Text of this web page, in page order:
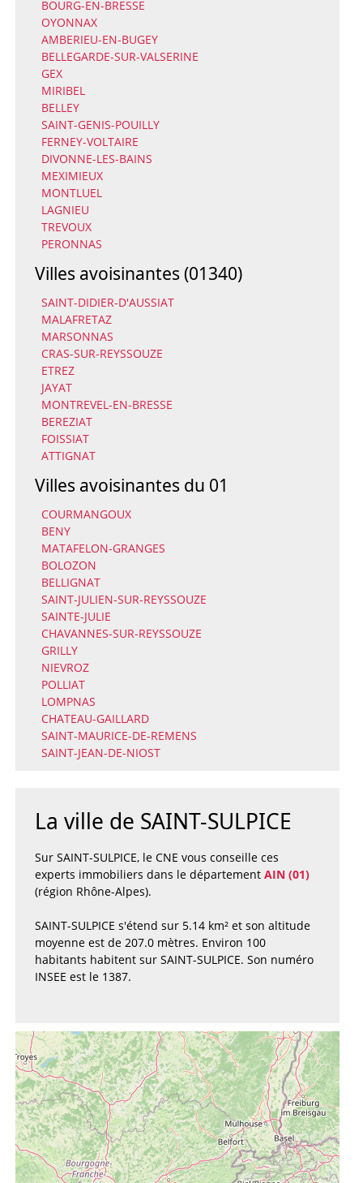
BOURG-EN-BRESSE
OYONNAX
AMBERIEU-EN-BUGEY
BELLEGARDE-SUR-VALSERINE
GEX
MIRIBEL
BELLEY
SAINT-GENIS-POUILLY
FERNEY-VOLTAIRE
DIVONNE-LES-BAINS
MEXIMIEUX
MONTLUEL
LAGNIEU
TREVOUX
PERONNAS
Villes avoisinantes (01340)
SAINT-DIDIER-D'AUSSIAT
MALAFRETAZ
MARSONNAS
CRAS-SUR-REYSSOUZE
ETREZ
JAYAT
MONTREVEL-EN-BRESSE
BEREZIAT
FOISSIAT
ATTIGNAT
Villes avoisinantes du 01
COURMANGOUX
BENY
MATAFELON-GRANGES
BOLOZON
BELLIGNAT
SAINT-JULIEN-SUR-REYSSOUZE
SAINTE-JULIE
CHAVANNES-SUR-REYSSOUZE
GRILLY
NIEVROZ
POLLIAT
LOMPNAS
CHATEAU-GAILLARD
SAINT-MAURICE-DE-REMENS
SAINT-JEAN-DE-NIOST
La ville de SAINT-SULPICE
Sur SAINT-SULPICE, le CNE vous conseille ces
experts immobiliers dans le département AIN (01)
(région Rhône-Alpes).
SAINT-SULPICE s'étend sur 5.14 km² et son altitude
moyenne est de 207.0 mètres. Environ 100
habitants habitent sur SAINT-SULPICE. Son numéro
INSEE est le 1387.